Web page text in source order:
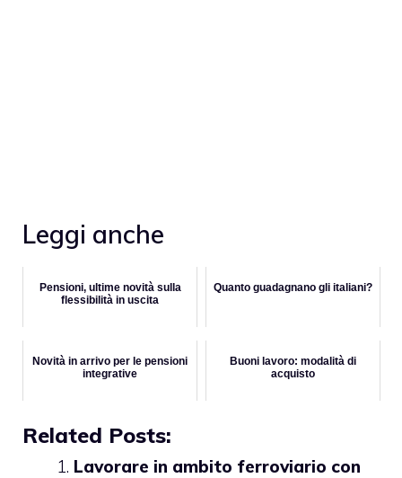
Leggi anche
Pensioni, ultime novità sulla
flessibilità in uscita
Quanto guadagnano gli italiani?
Novità in arrivo per le pensioni
integrative
Buoni lavoro: modalità di
acquisto
Related Posts:
Lavorare in ambito ferroviario con